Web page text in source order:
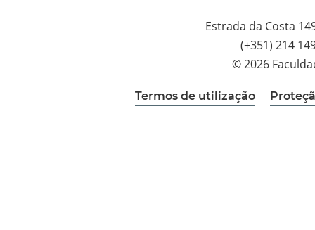
Estrada da Costa
(+351) 214
© 2026
Termos de utilização